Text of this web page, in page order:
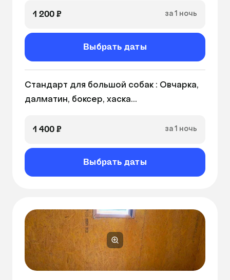
1 200 ₽ за 1 ночь
Выбрать даты
Стандарт для большой собак : Овчарка,
далматин, боксер, хаска...
1 400 ₽ за 1 ночь
Выбрать даты